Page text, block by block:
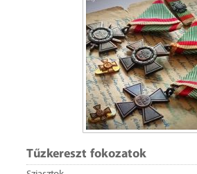
Tűzkereszt fokozatok